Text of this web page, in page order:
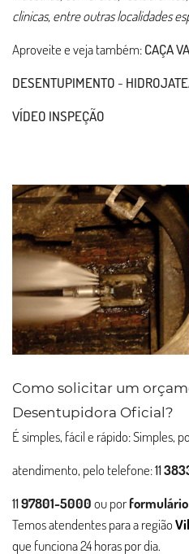
clinicas, entre outras localidades
Aproveite e veja também:CAÇA
DESENTUPIMENTO -
VÍDEO INSPEÇÃO
Como solicitar um
Desentupidora Oficial?
É simples, fácil e rápido: Simples,
atendimento, pelo telefone:11
1197801-5000ou porformulário
Temos atendentes para a região
que funciona 24 horas por dia.